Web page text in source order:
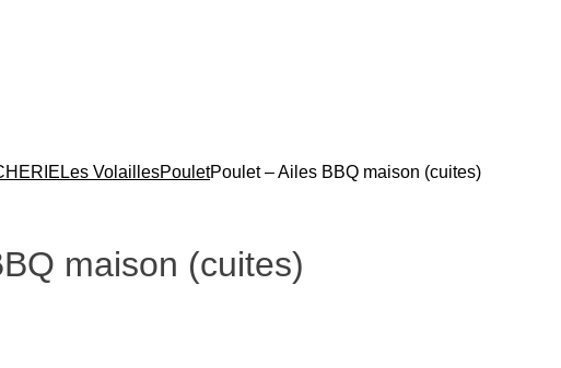
Les VolaillesPouletPoulet – Ailes BBQ maison (cuites)
maison (cuites)